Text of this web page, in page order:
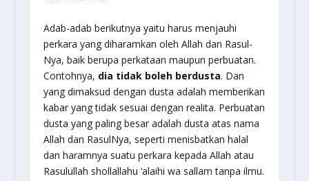
Adab-adab berikutnya yaitu harus menjauhi
perkara yang diharamkan oleh Allah dan Rasul-
Nya, baik berupa perkataan maupun perbuatan.
Contohnya, dia tidak boleh berdusta. Dan
yang dimaksud dengan dusta adalah memberikan
kabar yang tidak sesuai dengan realita. Perbuatan
dusta yang paling besar adalah dusta atas nama
Allah dan RasulNya, seperti menisbatkan halal
dan haramnya suatu perkara kepada Allah atau
Rasulullah shollallahu ‘alaihi wa sallam tanpa ilmu.